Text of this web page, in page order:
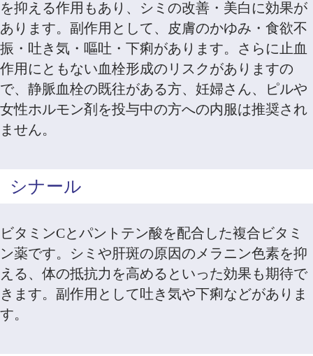
を抑える作用もあり、シミの改善・美白に効果が
あります。副作用として、皮膚のかゆみ・食欲不
振・吐き気・嘔吐・下痢があります。さらに止血
作用にともない血栓形成のリスクがありますの
で、静脈血栓の既往がある方、妊婦さん、ピルや
女性ホルモン剤を投与中の方への内服は推奨され
ません。
シナール
ビタミンCとパントテン酸を配合した複合ビタミ
ン薬です。シミや肝斑の原因のメラニン色素を抑
える、体の抵抗力を高めるといった効果も期待で
きます。副作用として吐き気や下痢などがありま
す。